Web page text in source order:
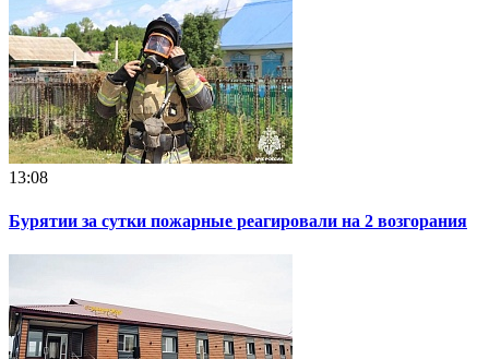
13:08
Бурятии за сутки пожарные реагировали на 2 возгорания